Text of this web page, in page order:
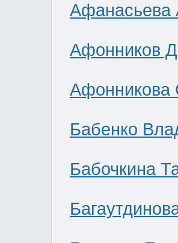
Афанасьева
Афонников
Афонникова
Бабенко
Бабочкина